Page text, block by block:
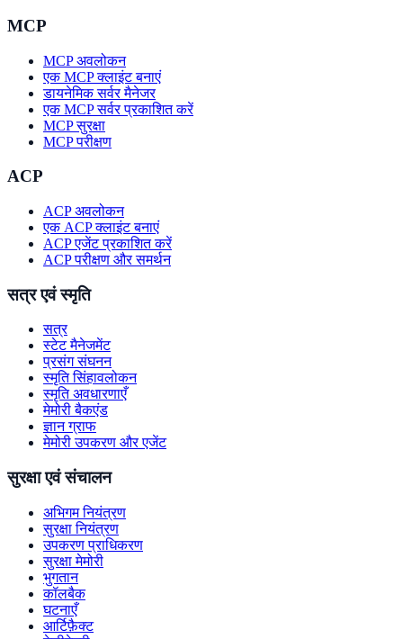
MCP
MCP अवलोकन
एक MCP क्लाइंट बनाएं
डायनेमिक सर्वर मैनेजर
एक MCP सर्वर प्रकाशित करें
MCP सुरक्षा
MCP परीक्षण
ACP
ACP अवलोकन
एक ACP क्लाइंट बनाएं
ACP एजेंट प्रकाशित करें
ACP परीक्षण और समर्थन
सत्र एवं स्मृति
सत्र
स्टेट मैनेजमेंट
प्रसंग संघनन
स्मृति सिंहावलोकन
स्मृति अवधारणाएँ
मेमोरी बैकएंड
ज्ञान ग्राफ
मेमोरी उपकरण और एजेंट
सुरक्षा एवं संचालन
अभिगम नियंत्रण
सुरक्षा नियंत्रण
उपकरण प्राधिकरण
सुरक्षा मेमोरी
भुगतान
कॉलबैक
घटनाएँ
आर्टिफ़ैक्ट